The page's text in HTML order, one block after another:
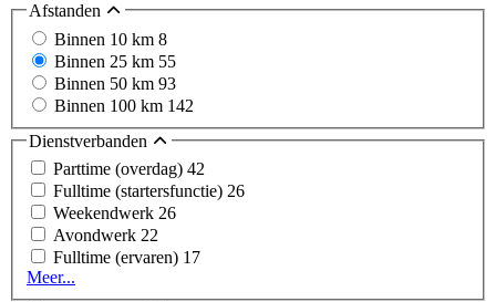
Afstanden
Binnen 10 km 8
Binnen 25 km 55
Binnen 50 km 93
Binnen 100 km 142
Dienstverbanden
Parttime (overdag) 42
Fulltime (startersfunctie) 26
Weekendwerk 26
Avondwerk 22
Fulltime (ervaren) 17
Meer...